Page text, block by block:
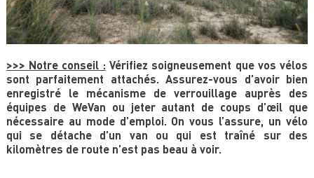
>>> Notre conseil : Vérifiez soigneusement que vos vélos
sont parfaitement attachés. Assurez-vous d’avoir bien
enregistré le mécanisme de verrouillage auprès des
équipes de WeVan ou jeter autant de coups d’œil que
nécessaire au mode d’emploi. On vous l’assure, un vélo
qui se détache d’un van ou qui est traîné sur des
kilomètres de route n’est pas beau à voir.